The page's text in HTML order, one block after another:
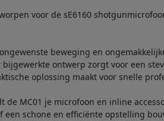
voor de sE6160
beweging en
ontwerp zorgt voor een
oplossing maakt voor snelle
MC01 je microfoon en inline
schone en efficiënte opstelling